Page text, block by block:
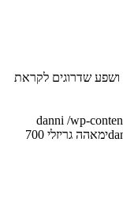
ושפע שדרוגים לקראת
danni /wp-
ימאהה גריזלי 700